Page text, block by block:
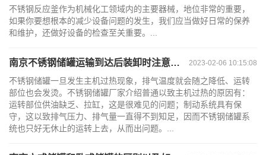
不锈钢反应釜作为机械化工领域内的主要器械，地位非常的重要，
如果你要想根本的减少设备问题的发生，我们应当做好日常的保养
和维护，还做好设备的检查至关重要。...
2023-02-06 10:15:08
南京不锈钢储罐运输到达后装卸时注意事项
不锈钢储罐一旦发生主机过热现象，排气温度就会随之降低、运转
部位也会发烫。不锈钢储罐厂家介绍普通以致主机过热的原因有：
运转部位供油缺乏、拉缸，这是很难见的问题；制动系统具有保
守，这以致排气压力、排气量一直得不到知足，因而不锈钢储罐系
统也只好无休止的运转上去，从而出问题。...